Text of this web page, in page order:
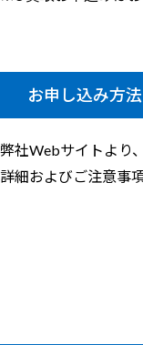
お申し込み方法
弊社Webサイトより
詳細およびご注意事